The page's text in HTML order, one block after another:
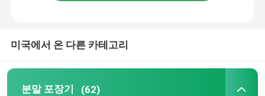
미국에서 온 다른 카테고리
분말 포장기 (62)